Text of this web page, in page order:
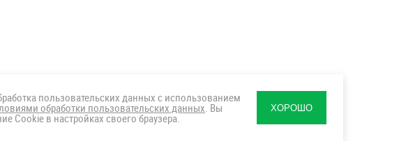
пользовательских данных с использованием
обработки пользовательских данных . Вы
Cookie в настройках своего браузера.
ХОРОШО